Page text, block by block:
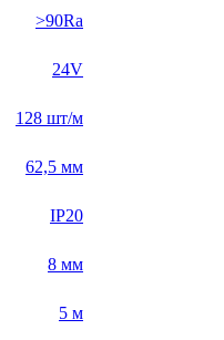
>90Ra
24V
128 шт/м
62,5 мм
IP20
8 мм
5 м